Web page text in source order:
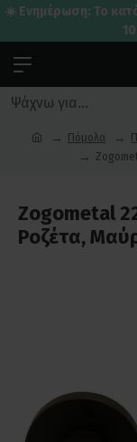
☀️ Ενημέρωση: Το
Πόμολα
Zogometal
Ροζέτα,